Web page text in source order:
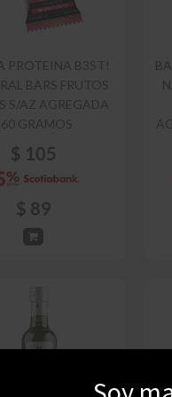
PROTEINA B3ST!
BARS FRUTOS
S/AZ AGREGADA
60 GRAMOS
$ 105
$ 89